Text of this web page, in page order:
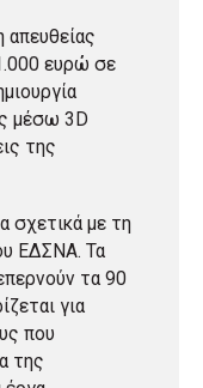
απευθείας
ευρώ σε
μέσω 3D
της
σχετικά με τη
ΕΔΣΝΑ. Τα
τα 90
για
που
της